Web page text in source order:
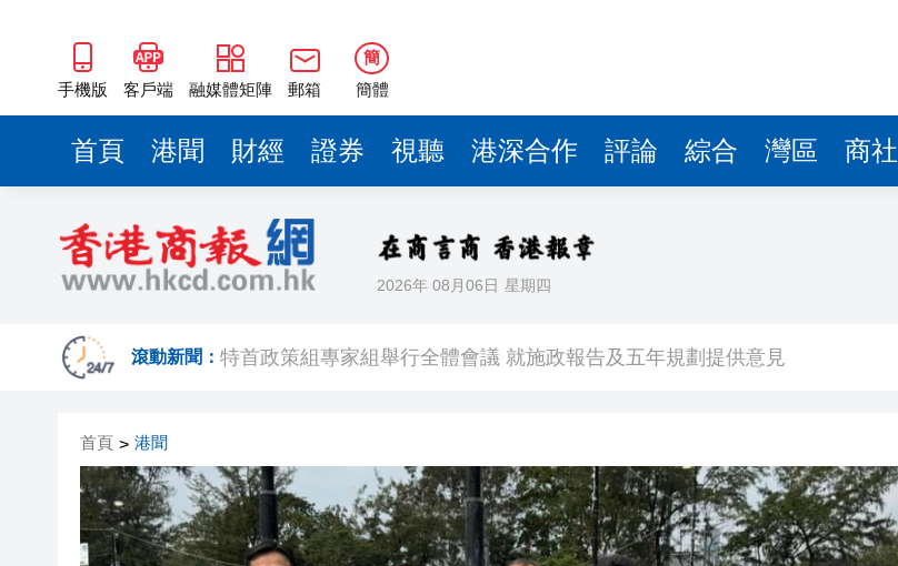
手機版 客戶端 融媒體矩陣 郵箱
簡
簡體
首頁 港聞 財經 證券 視聽 港深合作 評論 綜合 灣區 商社
2026年 08月06日 星期四
滾動新聞： 特首政策組專家組舉行全體會議 就施政報告及五年規劃提供意見
港區全國人大代表團考察安徽涇縣 調研紅色文化保護與非遺活態傳承
【議事堂】完善行政主導 破內耗握機遇
首頁 > 港聞